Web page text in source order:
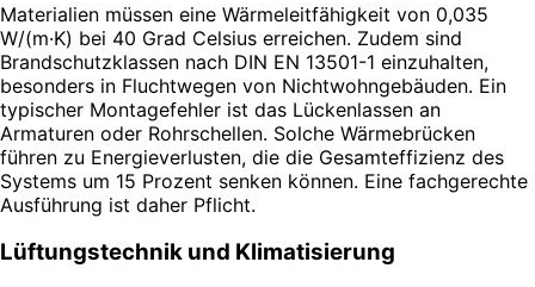
Materialien müssen eine Wärmeleitfähigkeit von 0,035
W/(m·K) bei 40 Grad Celsius erreichen. Zudem sind
Brandschutzklassen nach DIN EN 13501-1 einzuhalten,
besonders in Fluchtwegen von Nichtwohngebäuden. Ein
typischer Montagefehler ist das Lückenlassen an
Armaturen oder Rohrschellen. Solche Wärmebrücken
führen zu Energieverlusten, die die Gesamteffizienz des
Systems um 15 Prozent senken können. Eine fachgerechte
Ausführung ist daher Pflicht.
Lüftungstechnik und Klimatisierung